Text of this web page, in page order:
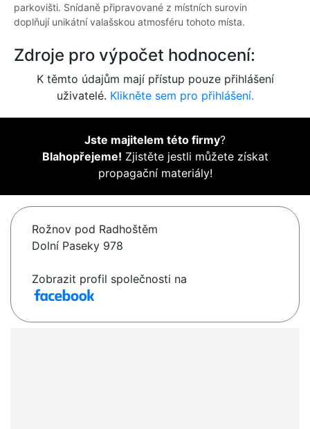
parkovišti. Snídaně připravované z místních surovin
doplňují unikátní valašskou atmosféru tohoto místa.
Zdroje pro výpočet hodnocení:
K těmto údajům mají přístup pouze přihlášení
uživatelé. Klikněte sem pro přihlášení.
Jste majitelem této firmy?
Blahopřejeme! Zjistěte jestli můžete získat
propagační materiály!
Rožnov pod Radhoštěm
Dolní Paseky 978
Zobrazit profil společnosti na